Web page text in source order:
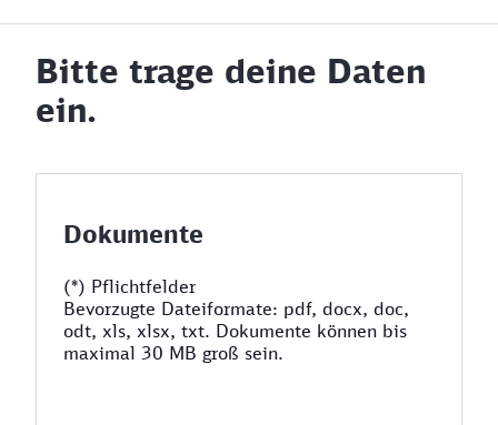
Bitte trage deine Daten
ein.
Dokumente
(*) Pflichtfelder
Bevorzugte Dateiformate: pdf, docx, doc,
odt, xls, xlsx, txt. Dokumente können bis
maximal 30 MB groß sein.